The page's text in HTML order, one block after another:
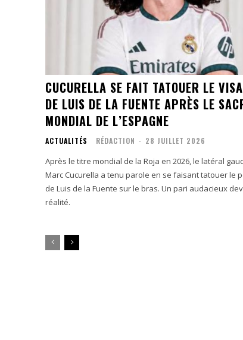
CUCURELLA SE FAIT TATOUER LE
DE LUIS DE LA FUENTE APRÈS LE
MONDIAL DE L’ESPAGNE
ACTUALITÉS RÉDACTION - 28 JUILLET 2026
Après le titre mondial de la Roja en 2026, le latéral
Marc Cucurella a tenu parole en se faisant tatouer le
de Luis de la Fuente sur le bras. Un pari audacieux
réalité.